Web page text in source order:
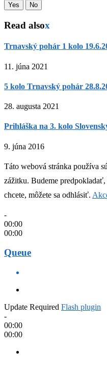
Yes No
Read alsox
Trnavský pohár 1 kolo
11. júna 2021
5 kolo Trnavský pohár
28. augusta 2021
Prihláška na 3. kolo
9. júna 2016
Táto webová stránka používa
zážitku. Budeme
chcete, môžete sa odhlásiť.
-
00:00
00:00
Queue
Update Required Flash plugin
-
00:00
00:00